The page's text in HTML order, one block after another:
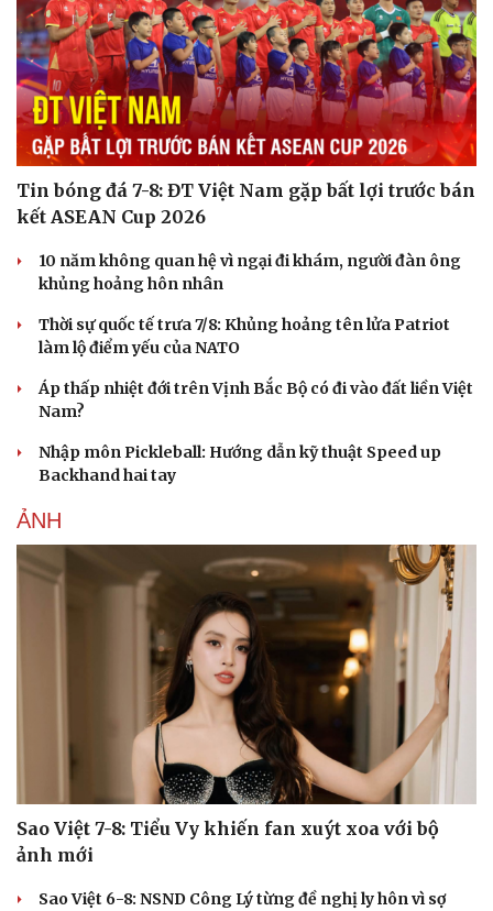
Văn hóa
Sân khấu - Điện ảnh
Văn học
Di sản
Giải trí
Nghệ sĩ
Du lịch
Podcast
Tin bóng đá 7-8: ĐT Việt Nam gặp bất lợi trước bán
kết ASEAN Cup 2026
10 năm không quan hệ vì ngại đi khám, người đàn ông
khủng hoảng hôn nhân
Thời sự quốc tế trưa 7/8: Khủng hoảng tên lửa Patriot
làm lộ điểm yếu của NATO
Áp thấp nhiệt đới trên Vịnh Bắc Bộ có đi vào đất liền Việt
Nam?
Nhập môn Pickleball: Hướng dẫn kỹ thuật Speed up
Backhand hai tay
ẢNH
Sao Việt 7-8: Tiểu Vy khiến fan xuýt xoa với bộ
ảnh mới
Sao Việt 6-8: NSND Công Lý từng đề nghị ly hôn vì sợ